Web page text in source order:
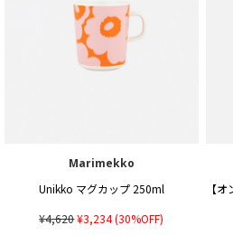
Marimekko
Unikko マグカップ 250ml
¥4,620¥3,234(30%OFF)